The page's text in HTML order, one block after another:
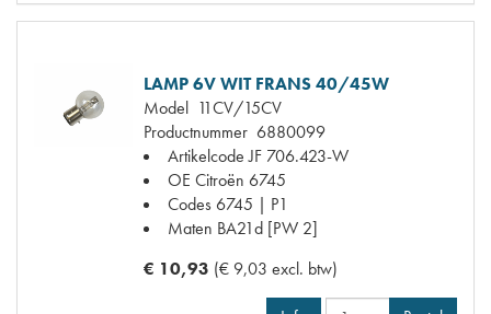
LAMP 6V WIT FRANS 40/45W
Model 11CV/15CV
Productnummer 6880099
Artikelcode JF 706.423-W
OE Citroën 6745
Codes 6745 | P1
Maten BA21d [PW 2]
€ 10,93 (€ 9,03 excl. btw)